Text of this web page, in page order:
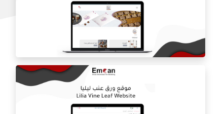
متجر المصممه هيفاء السديري